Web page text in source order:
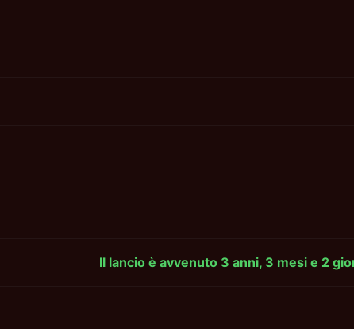
Il lancio è avvenuto 3 anni, 3 mesi e 2